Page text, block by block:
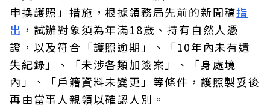
申換護照」措施，根據領務局先前的新聞稿指
出 ，試辦對象須為年滿18歲、持有自然人憑
證，以及符合「護照逾期」、「10年內未有遺
失紀錄」、「未涉各類加簽案」、「身處境
內」、「戶籍資料未變更」等條件，護照製妥後
再由當事人親領以確認人別。